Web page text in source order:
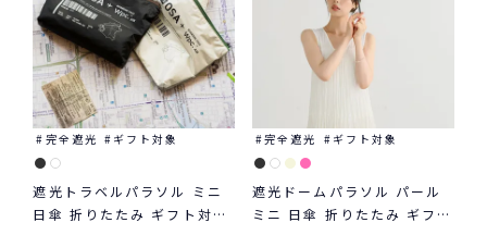
完全遮光 ギフト対象
遮光トラベルパラソル ミニ
日傘 折りたたみ ギフト対象
完全遮光 ギフト対象
遮光ドームパラソル パール
ミニ 日傘 折りたたみ ギフト